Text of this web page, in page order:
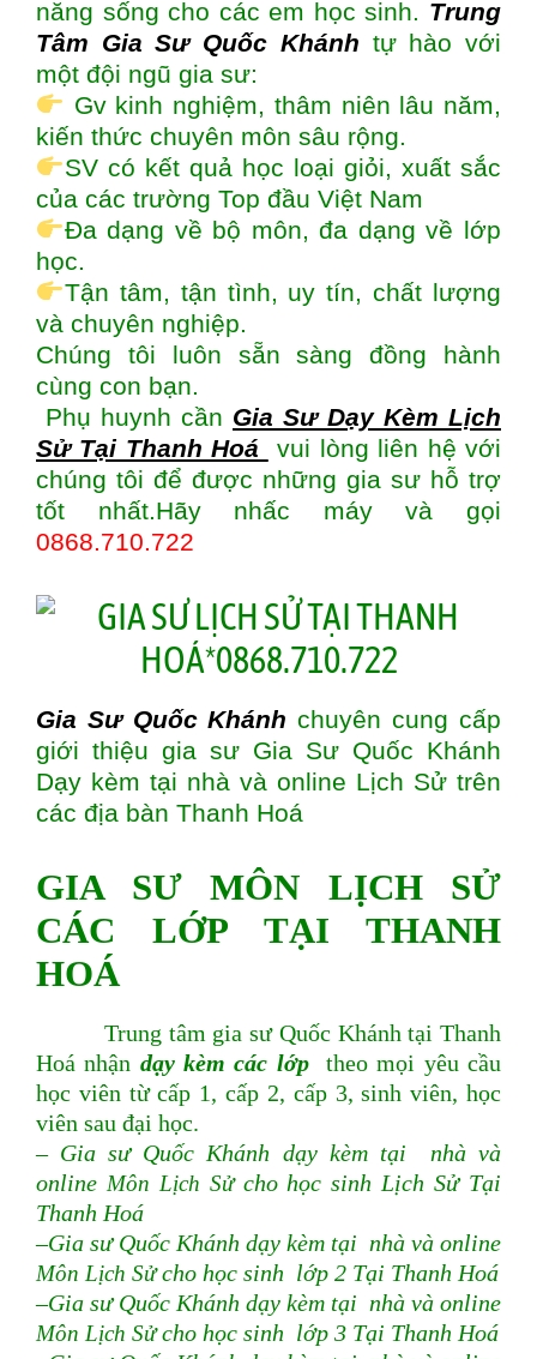
năng sống cho các em học sinh. Trung
Tâm Gia Sư Quốc Khánh tự hào với
một đội ngũ gia sư:
Gv kinh nghiệm, thâm niên lâu năm,
kiến thức chuyên môn sâu rộng.
SV có kết quả học loại giỏi, xuất sắc
của các trường Top đầu Việt Nam
Đa dạng về bộ môn, đa dạng về lớp
học.
Tận tâm, tận tình, uy tín, chất lượng
và chuyên nghiệp.
Chúng tôi luôn sẵn sàng đồng hành
cùng con bạn.
Phụ huynh cần Gia Sư Dạy Kèm Lịch
Sử Tại Thanh Hoá
vui lòng liên hệ với
chúng tôi để được những gia sư hỗ trợ
tốt nhất.Hãy nhấc máy và gọi
0868.710.722
Gia Sư Quốc Khánhchuyên cung cấp
giới thiệu gia sư Gia Sư Quốc Khánh
Dạy kèm tại nhà và online Lịch Sử trên
các địa bàn Thanh Hoá
GIA SƯ MÔN LỊCH SỬ
CÁC LỚP TẠI THANH
HOÁ
Trung tâm gia sư Quốc Khánh tại Thanh
Hoá nhận dạy kèm các lớp
theo mọi yêu cầu
học viên từ cấp 1, cấp 2, cấp 3, sinh viên, học
viên sau đại học.
– Gia sư Quốc Khánh dạy kèm tại nhà và
online Môn Lịch Sử cho học sinh Lịch Sử Tại
Thanh Hoá
–Gia sư Quốc Khánh dạy kèm tại nhà và online
Môn Lịch Sửcho học sinh lớp 2 Tại Thanh Hoá
–Gia sư Quốc Khánh dạy kèm tại nhà và online
Môn Lịch Sửcho học sinh lớp 3 Tại Thanh Hoá